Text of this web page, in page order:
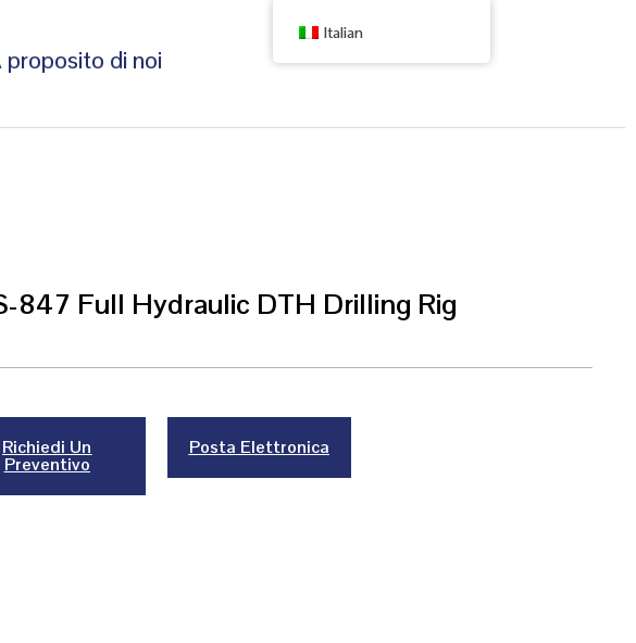
proposito di noi
847 Full Hydraulic DTH Drilling Rig
Richiedi Un
Preventivo
Posta Elettronica
Italian